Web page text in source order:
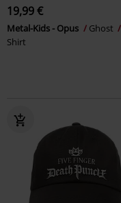
19,99 €
Metal-Kids - Opus Ghost
Shirt